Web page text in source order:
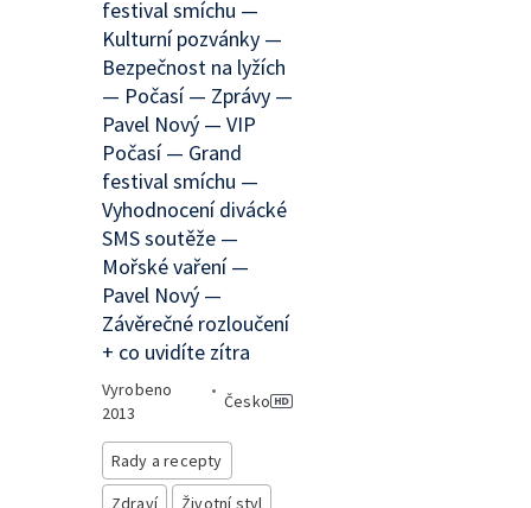
festival smíchu —
Kulturní pozvánky —
Bezpečnost na lyžích
— Počasí — Zprávy —
Pavel Nový — VIP
Počasí — Grand
festival smíchu —
Vyhodnocení divácké
SMS soutěže —
Mořské vaření —
Pavel Nový —
Závěrečné rozloučení
+ co uvidíte zítra
Vyrobeno
2013
•
Česko
Rady a recepty
Zdraví
Životní styl